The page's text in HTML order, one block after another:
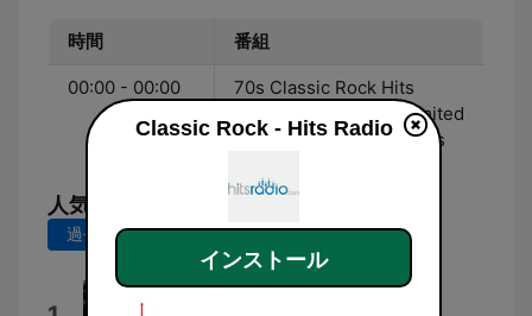
時間 番組
00:00 - 00:00
70s Classic Rock Hits
streaming 24/7 with limited
commercial interruptions
人気の曲
過去7日間 過去30日間
Classic Rock - Hits Radio
インストール